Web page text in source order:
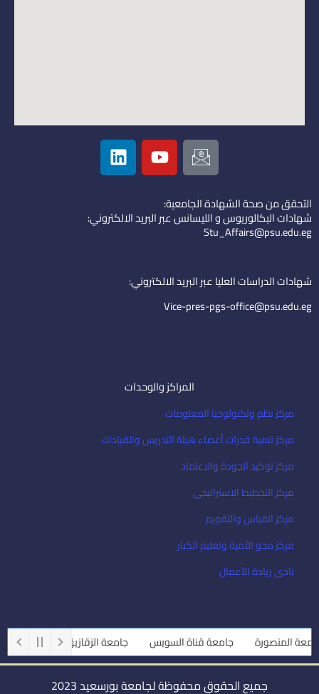
I
c
o
n
-
e
i
l
Y
o
u
u
b
L
i
n
e
d
التحقق من صحة الشهادة الجامعية:
شهادات البكالوريوس و الليسانس عبر البريد الالكتروني:
Stu_Affairs@psu.edu.eg
شهادات الدراسات العليا عبر البريد الالكتروني:
Vice-pres-pgs-office@psu.edu.eg
المراكز والوحدات
مركز نظم وتكنولوجيا المعلومات
مركز تنمية قدرات أعضاء هيئة التدريس والقيادات
مركز توكيد الجودة والاعتماد
مركز التخطيط الاستراتيجى
مركز القياس والتقويم
مركز محو الأمية وتعليم الكبار
نادى ريادة الأعمال
المنصورة جامعة قناة السويس جامعة الزقازيق جامعة
جميع الحقوق محفوظة لجامعة بورسعيد 2023